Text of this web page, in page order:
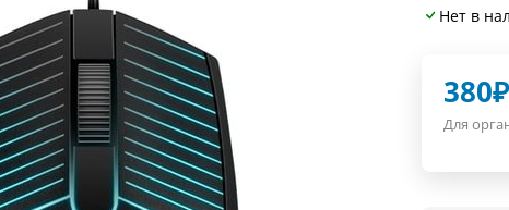
Нет в
380₽
Для